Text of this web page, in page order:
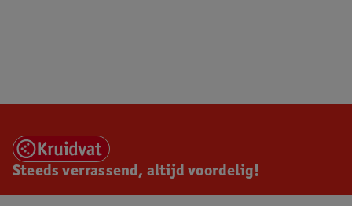
Steeds verrassend, altijd voordelig!